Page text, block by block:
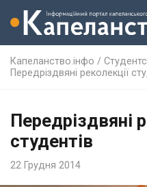
Капеланство.інфо /
Передріздвяні реколекції
Передріздвяні
студентів
22 Грудня 2014